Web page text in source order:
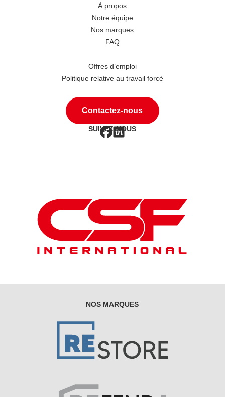
À propos
Notre équipe
Nos marques
FAQ
Offres d’emploi
Politique relative au travail forcé
Contactez-nous
SUIVEZ-NOUS
NOS MARQUES